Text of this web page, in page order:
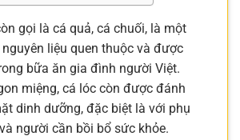
gọi là cá quả, cá chuối, là một
liệu quen thuộc và được
bữa ăn gia đình người Việt.
miệng, cá lóc còn được đánh
dinh dưỡng, đặc biệt là với phụ
người cần bồi bổ sức khỏe.